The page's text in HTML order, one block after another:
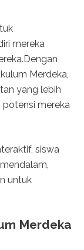
mereka
Merdeka,
yang lebih
mereka
siswa
untuk
Merdeka